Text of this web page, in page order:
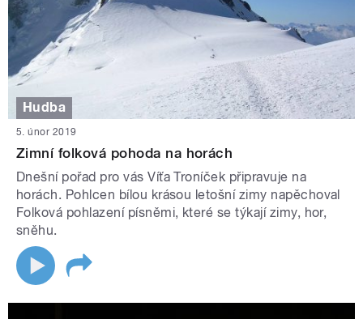
Hudba
5. únor 2019
Zimní folková pohoda na horách
Dnešní pořad pro vás Víťa Troníček připravuje na
horách. Pohlcen bílou krásou letošní zimy napěchoval
Folková pohlazení písněmi, které se týkají zimy, hor,
sněhu.